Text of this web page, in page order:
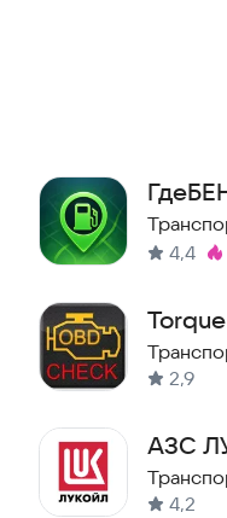
риск
заправки
4,4
2,9
АЗС
4,2